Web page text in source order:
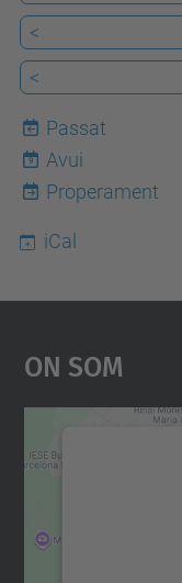
<
<
Passat
9
Avui
Properament
iCal
On Som